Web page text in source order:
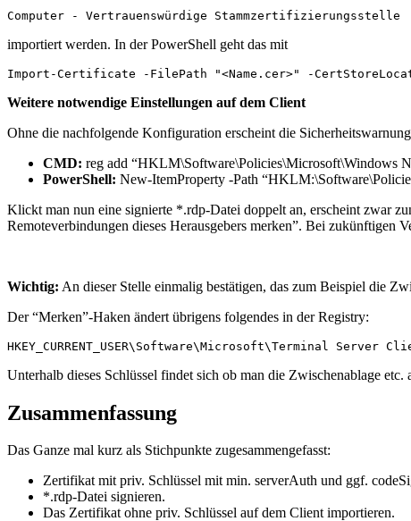
Computer - Vertrauenswürdige Stammzertifizierungsstelle
importiert werden. In der PowerShell geht das mit
Import-Certificate -FilePath "<Name.cer>" -
Weitere notwendige Einstellungen auf dem Client
Ohne die nachfolgende Konfiguration erscheint die
CMD: reg add “HKLM\Software\Policies\Microsoft\Windows
PowerShell: New-ItemProperty -Path
Klickt man nun eine signierte *.rdp-Datei doppelt an, erscheint zwar
Remoteverbindungen dieses Herausgebers merken”. Bei zukünftigen
Wichtig: An dieser Stelle einmalig bestätigen, das zum Beispiel die
Der “Merken”-Haken ändert übrigens folgendes in der Registry:
HKEY_CURRENT_USER\Software\Microsoft\Terminal Server
Unterhalb dieses Schlüssel findet sich ob man die Zwischenablage etc.
Zusammenfassung
Das Ganze mal kurz als Stichpunkte zugesammengefasst:
Zertifikat mit priv. Schlüssel mit min. serverAuth und ggf.
*.rdp-Datei signieren.
Das Zertifikat ohne priv. Schlüssel auf dem Client importieren.